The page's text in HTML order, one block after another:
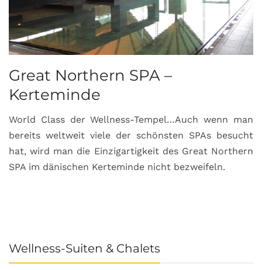
Great Northern SPA –
Kerteminde
World Class der Wellness-Tempel…Auch wenn man
bereits weltweit viele der schönsten SPAs besucht
hat, wird man die Einzigartigkeit des Great Northern
SPA im dänischen Kerteminde nicht bezweifeln.
Wellness-Suiten & Chalets